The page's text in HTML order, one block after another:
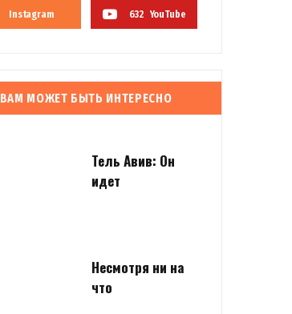
Instagram 632 YouTube
ВАМ МОЖЕТ БЫТЬ ИНТЕРЕСНО
Тель Авив: Он
идет
Несмотря ни на
что